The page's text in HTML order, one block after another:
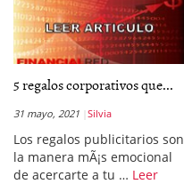
5 regalos corporativos que...
31 mayo, 2021 Silvia
Los regalos publicitarios son
la manera mÃ¡s emocional
de acercarte a tu … Leer